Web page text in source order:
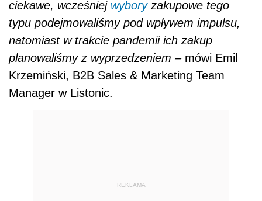
ciekawe, wcześniej wyboryzakupowe tego
typu podejmowaliśmy pod wpływem impulsu,
natomiast w trakcie pandemii ich zakup
planowaliśmy z wyprzedzeniem – mówi Emil
Krzemiński, B2B Sales & Marketing Team
Manager w Listonic.
REKLAMA